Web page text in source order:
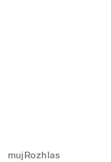
mujRozhlas